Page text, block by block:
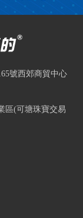
號西郊商貿中心
區(可塘珠寶交易